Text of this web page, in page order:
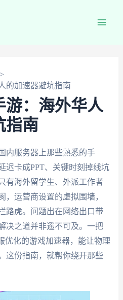
的加速器避坑指南
游：海外华人
指南
内服务器上那些熟悉的手
迟卡成PPT、关键时刻掉线坑
海外留学生、外派工作者
，运营商设置的虚拟围墙，
路虎。问题出在网络出口带
决之道并非遥不可及。一把
化的游戏加速器，能让物理
这份指南，就帮你绕开那些